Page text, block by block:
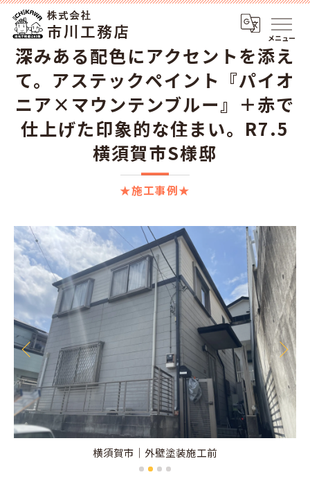
メニュー
★施工事例★
深みある配色にアクセントを添え
て。アステックペイント『パイオ
ニア×マウンテンブルー』＋赤で
仕上げた印象的な住まい。R7.5
横須賀市S様邸
横須賀市｜外壁塗装施工前